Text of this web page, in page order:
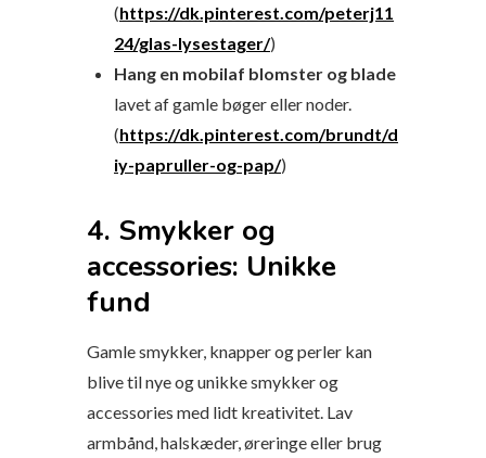
(https://dk.pinterest.com/peterj11
24/glas-lysestager/)
Hang en mobilaf blomster og blade
lavet af gamle bøger eller noder.
(https://dk.pinterest.com/brundt/d
iy-papruller-og-pap/)
4. Smykker og
accessories: Unikke
fund
Gamle smykker, knapper og perler kan
blive til nye og unikke smykker og
accessories med lidt kreativitet. Lav
armbånd, halskæder, øreringe eller brug